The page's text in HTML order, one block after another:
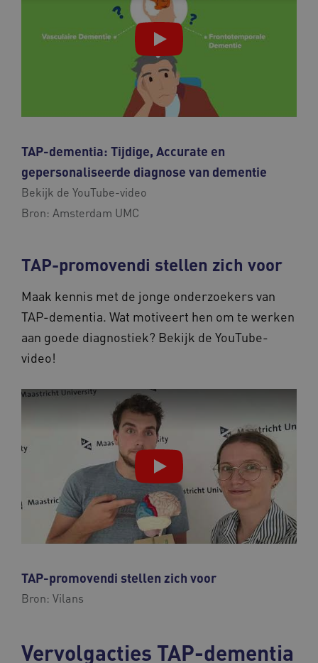
TAP-dementia: Tijdige, Accurate en
gepersonaliseerde diagnose van dementie
Bekijk de YouTube-video
Bron: Amsterdam UMC
TAP-promovendi stellen zich voor
Maak kennis met de jonge onderzoekers van
TAP-dementia. Wat motiveert hen om te werken
aan goede diagnostiek? Bekijk de YouTube-
video!
TAP-promovendi stellen zich voor
Bron: Vilans
Vervolgacties TAP-dementia